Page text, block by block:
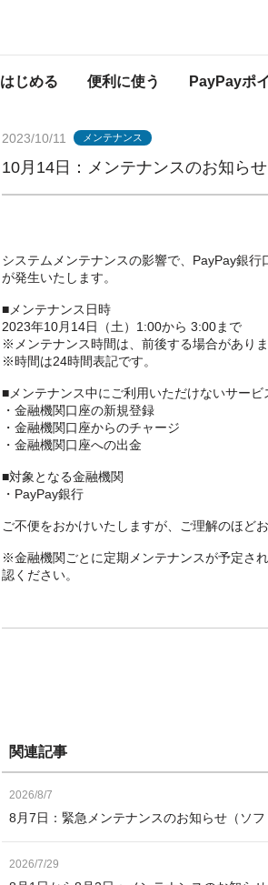
はじめる 便利に使う PayPayポ
2023/10/11 メンテナンス
10月14日：メンテナンスのお知らせ
システムメンテナンスの影響で、PayPay銀
が発生いたします。
■メンテナンス日時
2023年10月14日（土）1:00から 3:00まで
※メンテナンス時間は、前後する場合がありま
※時間は24時間表記です。
■メンテナンス中にご利用いただけないサービ
・金融機関口座の新規登録
・金融機関口座からのチャージ
・金融機関口座への出金
■対象となる金融機関
・PayPay銀行
ご不便をおかけいたしますが、ご理解のほど
※金融機関ごとに定期メンテナンスが予定さ
認ください。
関連記事
2026/8/7
8月7日：緊急メンテナンスのお知らせ（ソ
2026/7/29